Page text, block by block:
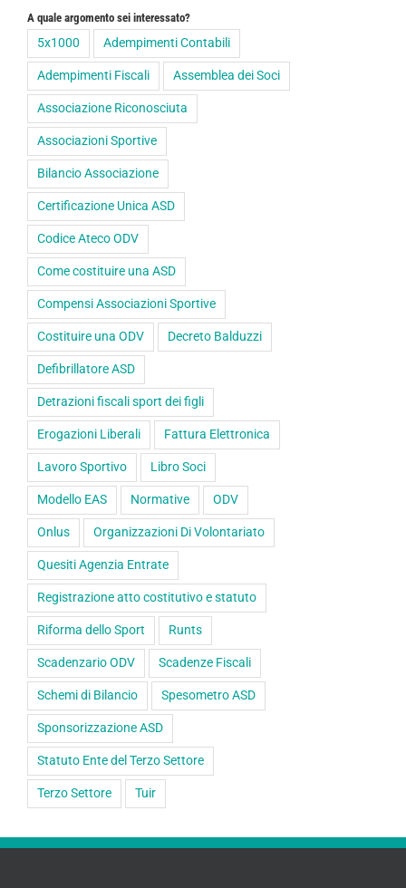
A quale argomento sei interessato?
5x1000 Adempimenti Contabili
Adempimenti Fiscali Assemblea dei Soci
Associazione Riconosciuta
Associazioni Sportive
Bilancio Associazione
Certificazione Unica ASD
Codice Ateco ODV
Come costituire una ASD
Compensi Associazioni Sportive
Costituire una ODV Decreto Balduzzi
Defibrillatore ASD
Detrazioni fiscali sport dei figli
Erogazioni Liberali Fattura Elettronica
Lavoro Sportivo Libro Soci
Modello EAS Normative ODV
Onlus Organizzazioni Di Volontariato
Quesiti Agenzia Entrate
Registrazione atto costitutivo e statuto
Riforma dello Sport Runts
Scadenzario ODV Scadenze Fiscali
Schemi di Bilancio Spesometro ASD
Sponsorizzazione ASD
Statuto Ente del Terzo Settore
Terzo Settore Tuir